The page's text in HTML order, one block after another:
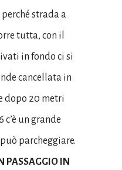
strada a
tutta, con il
in fondo ci si
cancellata in
dopo 20 metri
un grande
parcheggiare.
PASSAGGIO IN